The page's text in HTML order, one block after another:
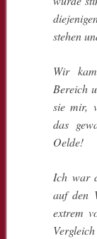
stehen
Wir
Bereich
sie mir,
das
Oelde!
Ich war
auf den
extrem